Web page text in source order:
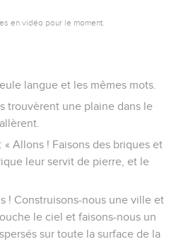
en vidéo pour le moment.
langue et les mêmes mots.
trouvèrent une plaine dans le
Allons ! Faisons des briques et
leur servit de pierre, et le
! Construisons-nous une ville et
le ciel et faisons-nous un
sur toute la surface de la